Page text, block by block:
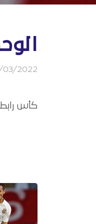
03/2022
كأس